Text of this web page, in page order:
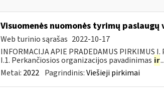
Visuomenės nuomonės tyrimų paslaugų
Web turinio sąrašas 2022-10-17
INFORMACIJA APIE PRADEDAMUS PIRKIMUS
I.1. Perkančiosios organizacijos pavadinimas ir...
Metai: 2022 Pagrindinis:Viešieji pirkimai